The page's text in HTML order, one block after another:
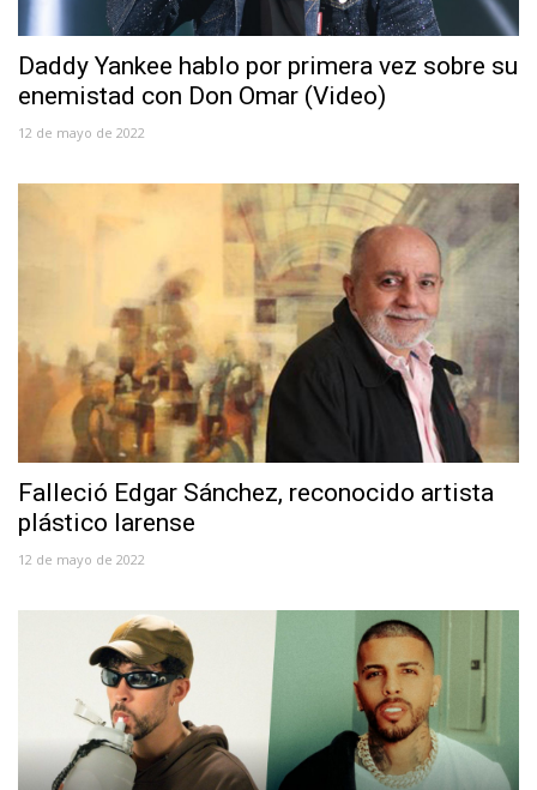
Daddy Yankee hablo por primera vez sobre su
enemistad con Don Omar (Video)
12 de mayo de 2022
Falleció Edgar Sánchez, reconocido artista
plástico larense
12 de mayo de 2022